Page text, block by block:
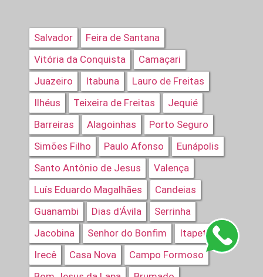
Salvador
Feira de Santana
Vitória da Conquista
Camaçari
Juazeiro
Itabuna
Lauro de Freitas
Ilhéus
Teixeira de Freitas
Jequié
Barreiras
Alagoinhas
Porto Seguro
Simões Filho
Paulo Afonso
Eunápolis
Santo Antônio de Jesus
Valença
Luís Eduardo Magalhães
Candeias
Guanambi
Dias d'Ávila
Serrinha
Jacobina
Senhor do Bonfim
Itapetinga
Irecê
Casa Nova
Campo Formoso